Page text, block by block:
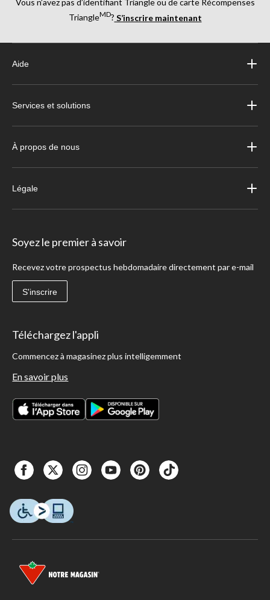
TriangleMD? S’inscrire maintenant
Aide
Services et solutions
À propos de nous
Légale
Soyez le premier à savoir
Recevez votre prospectus hebdomadaire directement par e-mail
S'inscrire
Téléchargez l'appli
Commencez à magasinez plus intelligemment
En savoir plus